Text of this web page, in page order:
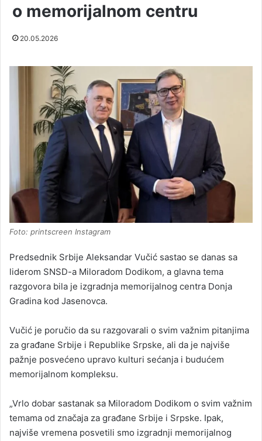
o memorijalnom centru
20.05.2026
Foto: printscreen Instagram
Predsednik Srbije Aleksandar Vučić sastao se danas sa
liderom SNSD-a Miloradom Dodikom, a glavna tema
razgovora bila je izgradnja memorijalnog centra Donja
Gradina kod Jasenovca.
Vučić je poručio da su razgovarali o svim važnim pitanjima
za građane Srbije i Republike Srpske, ali da je najviše
pažnje posvećeno upravo kulturi sećanja i budućem
memorijalnom kompleksu.
„Vrlo dobar sastanak sa Miloradom Dodikom o svim važnim
temama od značaja za građane Srbije i Srpske. Ipak,
najviše vremena posvetili smo izgradnji memorijalnog